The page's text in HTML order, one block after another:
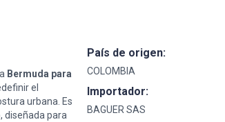
Bermuda para
el
urbana. Es
diseñada para
País de origen:
COLOMBIA
Importador:
BAGUER SAS